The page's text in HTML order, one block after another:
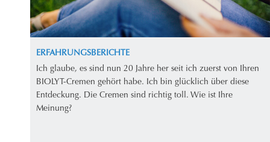
ERFAHRUNGSBERICHTE
Ich glaube, es sind nun 20 Jahre her seit ich zuerst von Ihren
BIOLYT-Cremen gehört habe. Ich bin glücklich über diese
Entdeckung. Die Cremen sind richtig toll. Wie ist Ihre
Meinung?